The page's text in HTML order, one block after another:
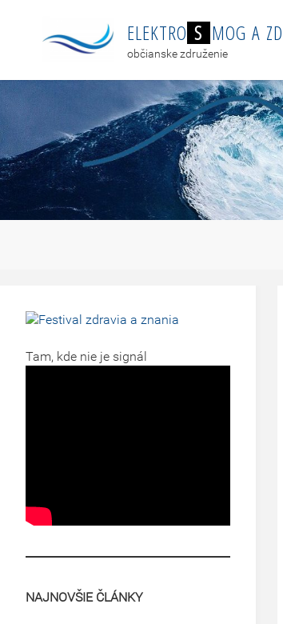
ELEKTRO S MOG A ZD
občianske združenie
Tam, kde nie je signál
NAJNOVŠIE ČLÁNKY